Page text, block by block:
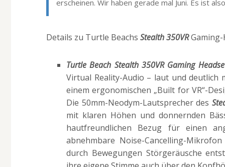
erscheinen. Wir haben gerade mal Juni. Es ist
Details zu Turtle BeachsStealth 350VRGaming-
Turtle Beach Stealth 350VR Gaming
Virtual Reality-Audio – laut und deutlich
einem ergonomischen „Built for VR“-
Die 50mm-Neodym-Lautsprecher des
mit klaren Höhen und donnernden
hautfreundlichen Bezug für einen
abnehmbare Noise-Cancelling-
durch Bewegungen Störgeräusche